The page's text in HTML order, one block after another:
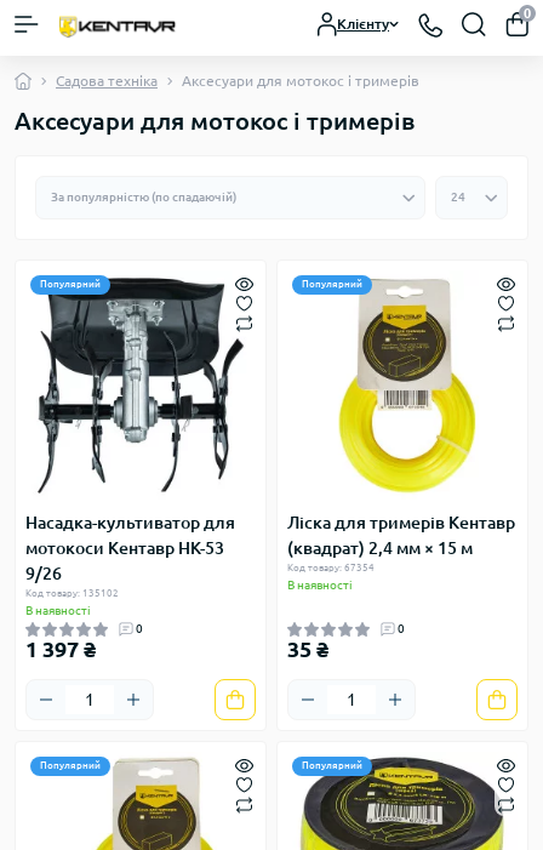
Клієнту
0
Садова техніка Аксесуари для мотокос і тримерів
Аксесуари для мотокос і тримерів
Популярний
Насадка-культиватор для
мотокоси Кентавр НК-53
9/26
Код товару: 135102
В наявності
0
1 397 ₴
Популярний
Ліска для тримерів Кентавр
(квадрат) 2,4 мм × 15 м
Код товару: 67354
В наявності
0
35 ₴
Популярний Популярний